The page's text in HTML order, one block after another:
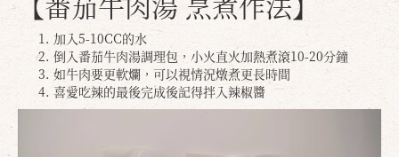
加入5-10CC的水
倒入番茄牛肉湯調理包，小火直火加熱煮滾10-20分鐘
如牛肉要更軟爛，可以視情況燉煮更長時間
喜愛吃辣的最後完成後記得拌入辣椒醬